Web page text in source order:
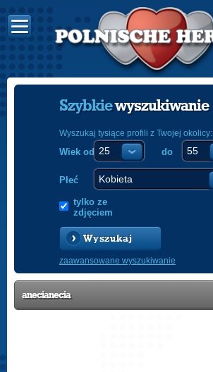
Szybkiewyszukiwanie
Wyszukaj tysiące profili z Twojej okolicy:
Wiek od do
Płeć
tylko ze
zdjęciem
Wyszukaj
zaawansowane wyszukiwanie
anecianecia